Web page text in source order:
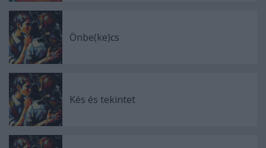
Önbe(ke)cs
Kés és tekintet